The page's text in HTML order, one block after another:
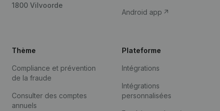
1800 Vilvoorde
Android app
Thème
Compliance et prévention
de la fraude
Consulter des comptes
annuels
Plateforme
Intégrations
Intégrations
personnalisées